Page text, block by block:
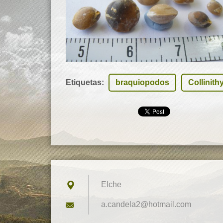
Etiquetas: braquiopodos
Elche
a.candel a2@hotmail.com